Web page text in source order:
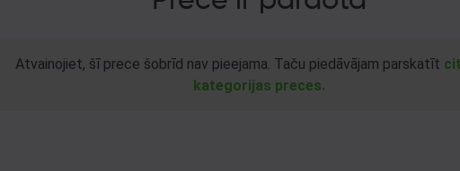
Atvainojiet, šī prece šobrīd nav pieejama. Taču piedāvājam parskatīt
kategorijas preces.